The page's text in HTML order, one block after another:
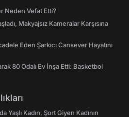
Neden Vefat Etti?
Makyajsız Kameralar Karşısına
Eden Şarkıcı Cansever Hayatını
80 Odalı Ev İnşa Etti: Basketbol
Kadın, Şort Giyen Kadının